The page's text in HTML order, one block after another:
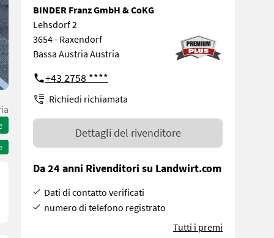
BINDER Franz GmbH & CoKG
Lehsdorf 2
3654 - Raxendorf
Bassa Austria Austria
+43 2758 ****
Richiedi richiamata
Dettagli del rivenditore
Da 24 anni Rivenditori su Landwirt.com
Dati di contatto verificati
numero di telefono registrato
Tutti i premi